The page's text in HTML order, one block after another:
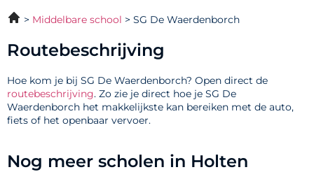
Middelbare school SG De Waerdenborch
Routebeschrijving
Hoe kom je bij SG De Waerdenborch? Open direct de
routebeschrijving. Zo zie je direct hoe je SG De
Waerdenborch het makkelijkste kan bereiken met de auto,
fiets of het openbaar vervoer.
Nog meer scholen in Holten